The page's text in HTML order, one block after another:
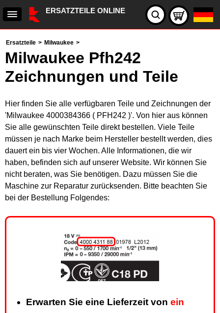
ERSATZTEILE ONLINE
Ersatzteile > Milwaukee >
Milwaukee Pfh242
Zeichnungen und Teile
Hier finden Sie alle verfügbaren Teile und Zeichnungen der
'Milwaukee 4000384366 ( PFH242 )'. Von hier aus können
Sie alle gewünschten Teile direkt bestellen. Viele Teile
müssen je nach Marke beim Hersteller bestellt werden, dies
dauert ein bis vier Wochen. Alle Informationen, die wir
haben, befinden sich auf unserer Website. Wir können Sie
nicht beraten, was Sie benötigen. Dazu müssen Sie die
Maschine zur Reparatur zurücksenden. Bitte beachten Sie
bei der Bestellung Folgendes:
Erwarten Sie eine Lieferzeit von ein